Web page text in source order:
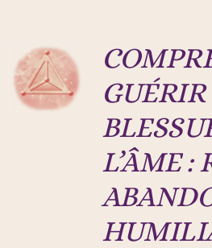
GUÉRIR
L’ÂME :